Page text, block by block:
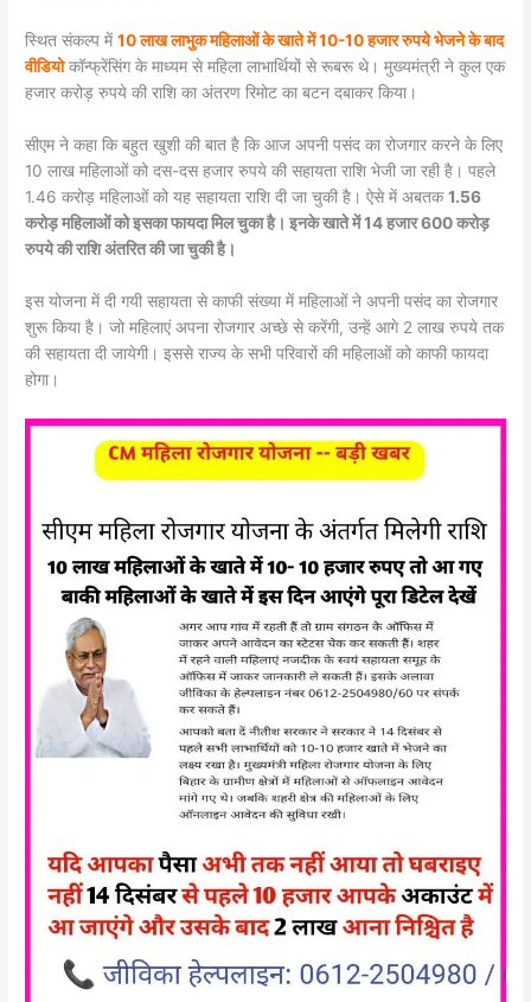
स्थित संकल्प में10 लाख लाभुक महिलाओं के खाते में 10-10 हजार रुपये भेजने के बाद
वीडियोकॉन्फ्रेंसिंग के माध्यम से महिला लाभार्थियों से रूबरू थे। मुख्यमंत्री ने कुल एक
हजार करोड़ रुपये की राशि का अंतरण रिमोट का बटन दबाकर किया।
सीएम ने कहा कि बहुत खुशी की बात है कि आज अपनी पसंद का रोजगार करने के लिए
10 लाख महिलाओं को दस-दस हजार रुपये की सहायता राशि भेजी जा रही है। पहले
1.46 करोड़ महिलाओं को यह सहायता राशि दी जा चुकी है। ऐसे में अबतक1.56
करोड़ महिलाओं को इसका फायदा मिल चुका है। इनके खाते में 14 हजार 600 करोड़
रुपये की राशि अंतरित की जा चुकी है।
इस योजना में दी गयी सहायता से काफी संख्या में महिलाओं ने अपनी पसंद का रोजगार
शुरू किया है। जो महिलाएं अपना रोजगार अच्छे से करेंगी, उन्हें आगे 2 लाख रुपये तक
की सहायता दी जायेगी। इससे राज्य के सभी परिवारों की महिलाओं को काफी फायदा
होगा।